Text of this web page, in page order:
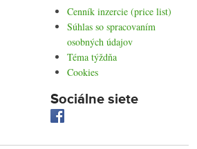
Cenník inzercie (price list)
Súhlas so spracovaním
osobných údajov
Téma týždňa
Cookies
Sociálne siete